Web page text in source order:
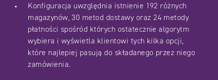
Konfiguracja uwzględnia istnienie 192 różnych
magazynów, 30 metod dostawy oraz 24 metody
płatności spośród których ostatecznie algorytm
wybiera i wyświetla klientowi tych kilka opcji,
które najlepiej pasują do składanego przez niego
zamówienia.